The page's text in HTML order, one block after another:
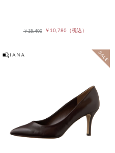
￥15,400 ￥10,780（税込）